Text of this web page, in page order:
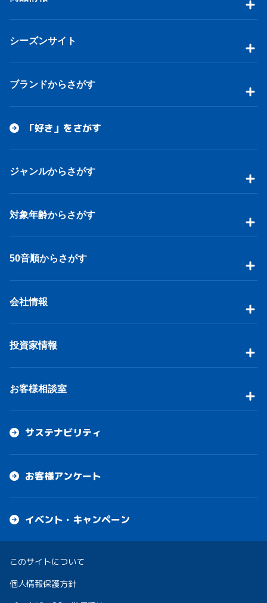
シーズンサイト
ブランドからさがす
「好き」をさがす
ジャンルからさがす
対象年齢からさがす
50音順からさがす
会社情報
投資家情報
お客様相談室
サステナビリティ
お客様アンケート
イベント・キャンペーン
このサイトについて
個人情報保護方針